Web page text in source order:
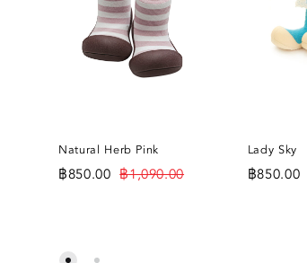
Natural Herb Pink
฿850.00 ฿1,090.00
Lady Sky
฿850.00